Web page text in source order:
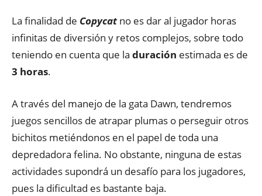
La finalidad de Copycat no es dar al jugador horas
infinitas de diversión y retos complejos, sobre todo
teniendo en cuenta que la duración estimada es de
3 horas.
A través del manejo de la gata Dawn, tendremos
juegos sencillos de atrapar plumas o perseguir otros
bichitos metiéndonos en el papel de toda una
depredadora felina. No obstante, ninguna de estas
actividades supondrá un desafío para los jugadores,
pues la dificultad es bastante baja.